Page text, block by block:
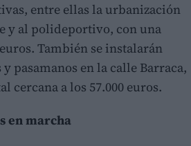
entre ellas la urbanización
y al polideportivo, con una
También se instalarán
pasamanos en la calle Barraca,
cercana a los 57.000 euros.
en marcha